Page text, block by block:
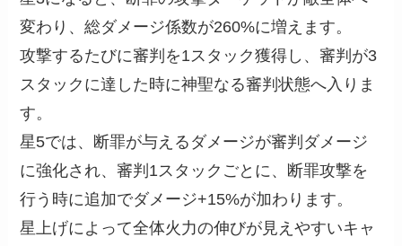
変わり、総ダメージ係数が260%に増えます。
攻撃するたびに審判を1スタック獲得し、審判が3
スタックに達した時に神聖なる審判状態へ入りま
す。
星5では、断罪が与えるダメージが審判ダメージ
に強化され、審判1スタックごとに、断罪攻撃を
行う時に追加でダメージ+15%が加わります。
星上げによって全体火力の伸びが見えやすいキャ